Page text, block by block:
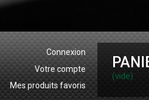
Connexion
Votre compte
Mes produits favoris
(vide)